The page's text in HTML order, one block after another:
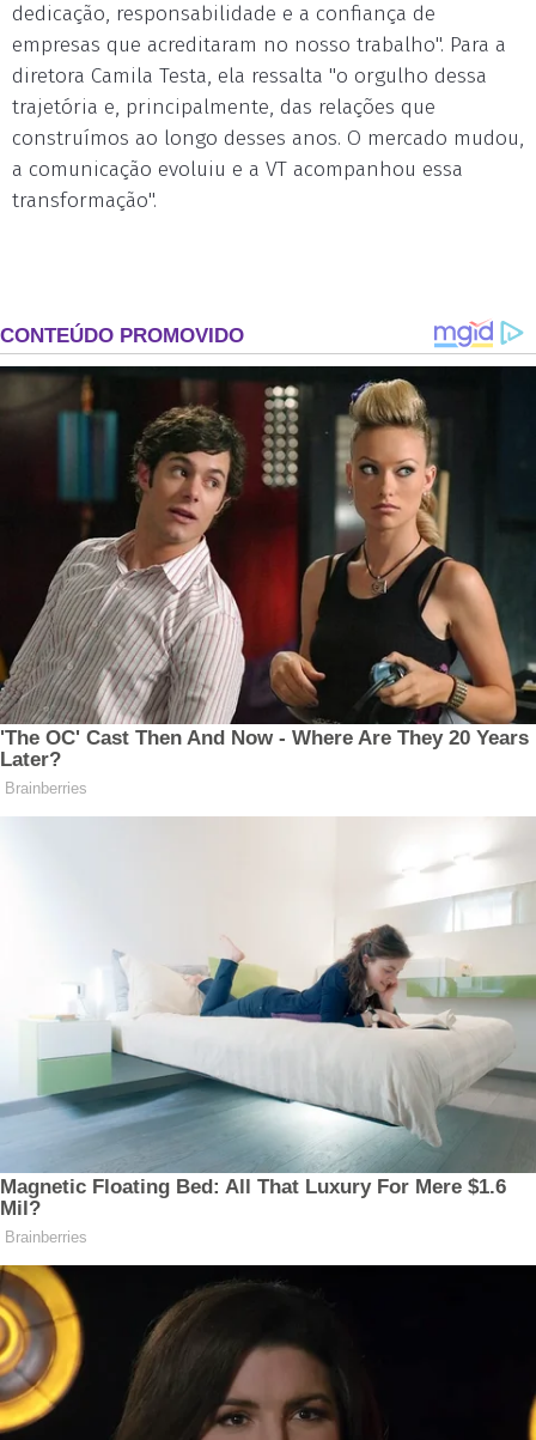
dedicação, responsabilidade e a confiança de
empresas que acreditaram no nosso trabalho". Para a
diretora Camila Testa, ela ressalta "o orgulho dessa
trajetória e, principalmente, das relações que
construímos ao longo desses anos. O mercado mudou,
a comunicação evoluiu e a VT acompanhou essa
transformação".